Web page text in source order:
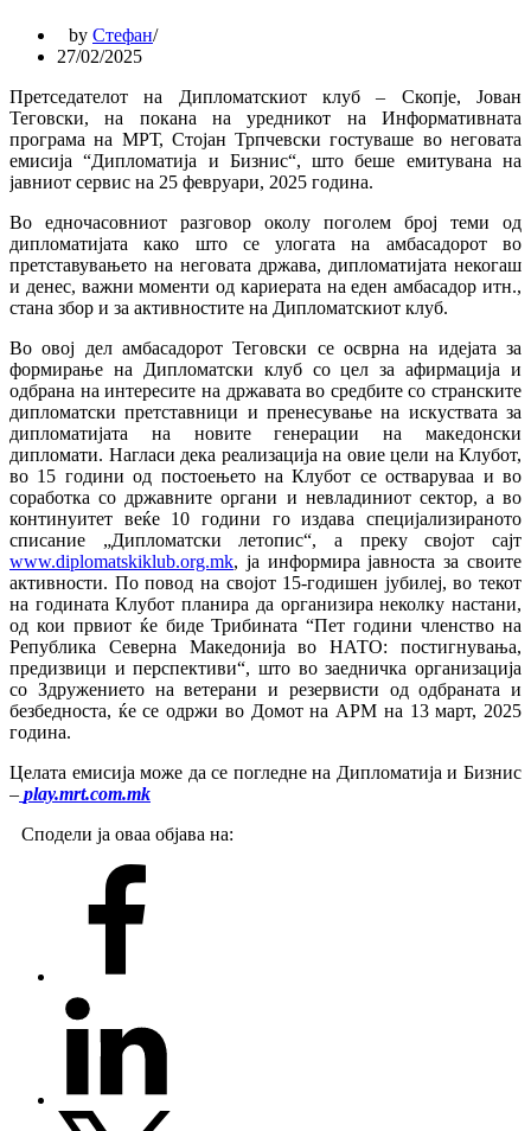
by Стефан
27/02/2025
Претседателот на Дипломатскиот клуб – Скопје, Јован
Теговски, на покана на уредникот на Информативната
програма на МРТ, Стојан Трпчевски гостуваше во неговата
емисија “Дипломатија и Бизнис“, што беше емитувана на
јавниот сервис на 25 февруари, 2025 година.
Во едночасовниот разговор околу поголем број теми од
дипломатијата како што се улогата на амбасадорот во
претставувањето на неговата држава, дипломатијата некогаш
и денес, важни моменти од кариерата на еден амбасадор итн.,
стана збор и за активностите на Дипломатскиот клуб.
Во овој дел амбасадорот Теговски се осврна на идејата за
формирање на Дипломатски клуб со цел за афирмација и
одбрана на интересите на државата во средбите со странските
дипломатски претставници и пренесување на искуствата за
дипломатијата на новите генерации на македонски
дипломати. Нагласи дека реализација на овие цели на Клубот,
во 15 години од постоењето на Клубот се остваруваа и во
соработка со државните органи и невладиниот сектор, а во
континуитет веќе 10 години го издава специјализираното
списание „Дипломатски летопис“, а преку својот сајт
www.diplomatskiklub.org.mk, ја информира јавноста за своите
активности. По повод на својот 15-годишен јубилеј, во текот
на годината Клубот планира да организира неколку настани,
од кои првиот ќе биде Трибината “Пет години членство на
Република Северна Македонија во НАТО: постигнувања,
предизвици и перспективи“, што во заедничка организација
со Здружението на ветерани и резервисти од одбраната и
безбедноста, ќе се одржи во Домот на АРМ на 13 март, 2025
година.
Целата емисија може да се погледне на Дипломатија и Бизнис
– play.mrt.com.mk
Сподели ја оваа објава на: